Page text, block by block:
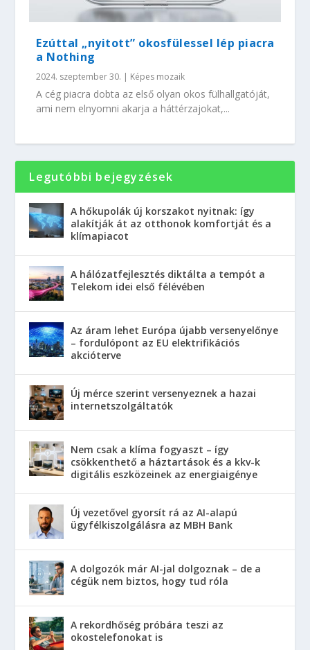
Ezúttal „nyitott” okosfülessel lép piacra
a Nothing
2024. szeptember 30. | Képes mozaik
A cég piacra dobta az első olyan okos fülhallgatóját,
ami nem elnyomni akarja a háttérzajokat,...
Legutóbbi bejegyzések
A hőkupolák új korszakot nyitnak: így
alakítják át az otthonok komfortját és a
klímapiacot
A hálózatfejlesztés diktálta a tempót a
Telekom idei első félévében
Az áram lehet Európa újabb versenyelőnye
– fordulópont az EU elektrifikációs
akcióterve
Új mérce szerint versenyeznek a hazai
internetszolgáltatók
Nem csak a klíma fogyaszt – így
csökkenthető a háztartások és a kkv-k
digitális eszközeinek az energiaigénye
Új vezetővel gyorsít rá az AI-alapú
ügyfélkiszolgálásra az MBH Bank
A dolgozók már AI-jal dolgoznak – de a
cégük nem biztos, hogy tud róla
A rekordhőség próbára teszi az
okostelefonokat is